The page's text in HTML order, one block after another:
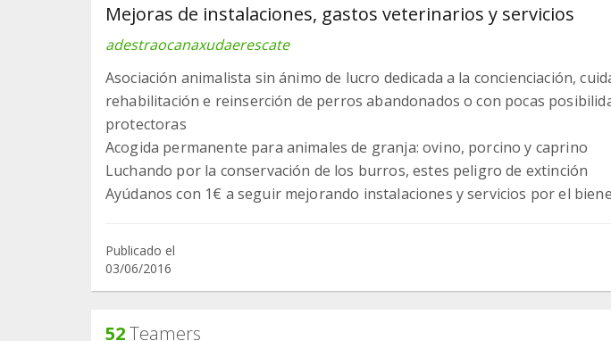
Mejoras de instalaciones, gastos veterinarios y servicios
adestraocanaxudaerescate
Asociación animalista sin ánimo de lucro dedicada a la concienciación,
rehabilitación e reinserción de perros abandonados o con pocas
protectoras
Acogida permanente para animales de granja: ovino, porcino y caprino
Luchando por la conservación de los burros, estes peligro de extinción
Ayúdanos con 1€ a seguir mejorando instalaciones y servicios por el
Publicado el
03/06/2016
52Teamers